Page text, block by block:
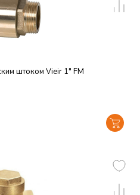
штоком Vieir 1" FM